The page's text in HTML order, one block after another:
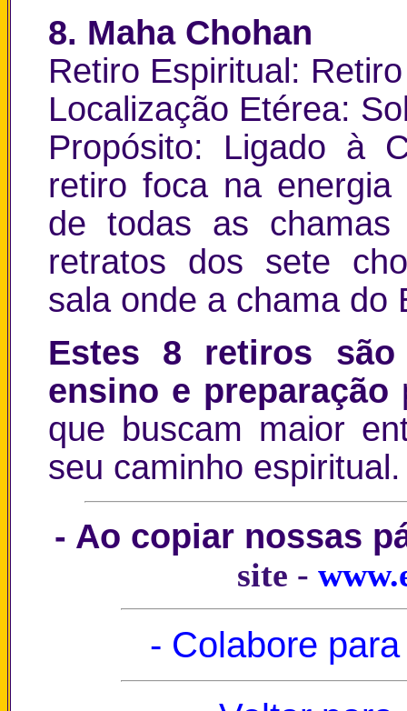
8. Maha Chohan
Retiro Espiritual:
Localização Etérea:
Propósito: Ligado à
retiro foca na
de todas as
retratos dos sete
sala onde a chama do
Estes 8 retiros são
ensino e preparação
que buscam maior
seu caminho espiritual.
- Ao copiar nossas
site -
- Colabore